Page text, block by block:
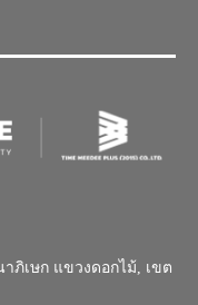
ภิเษก แขวงดอกไม้, เขต